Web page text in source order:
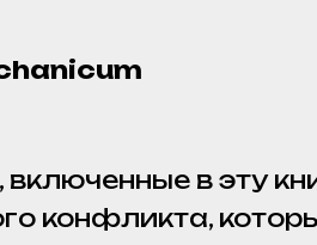
в эту
конфликта,